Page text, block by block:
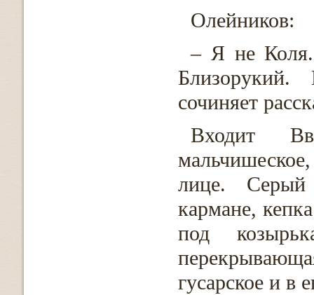
Олейников:
– Я не Коля.
Близорукий.
сочиняет
Входит
лице.
кармане,
под
гусарское и в